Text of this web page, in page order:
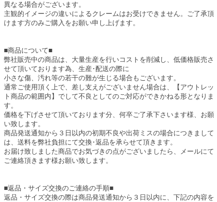
異なる場合がございます。
主観的イメージの違いによるクレームはお受けできません。ご了承頂
けます方のみご購入をお願い申し上げます。
■商品について■
弊社販売中の商品は、大量生産を行いコストを削減し、低価格販売さ
せて頂いております為、生産･配送の際に
小さな傷、汚れ等の若干の難が生じる場合もございます。
通常ご使用頂く上で、差し支えがございません場合は、【アウトレッ
ト商品の範囲内】でして不良としてのご対応ができかねる形となりま
す。
価格を下げさせて頂いております分、何卒ご了承下さいます様、お願
い致します。
商品発送通知から３日以内の初期不良や出荷ミスの場合につきまして
は、送料を弊社負担にて交換･返品を承らせて頂きます。
お届け致しました商品でお気づきの点がございましたら、メールにて
ご連絡頂きます様お願い致します。
■返品・サイズ交換のご連絡の手順■
返品・サイズ交換の際は商品発送通知から３日以内に、下記の内容を